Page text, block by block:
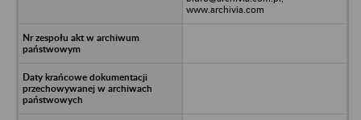
www.archivia.com